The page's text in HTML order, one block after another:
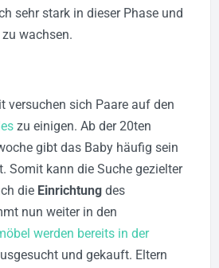
sehr stark in dieser Phase und
wachsen.
versuchen sich Paare auf den
zu einigen. Ab der 20ten
gibt das Baby häufig sein
Somit kann die Suche gezielter
die Einrichtung des
nun weiter in den
werden bereits in der
und gekauft. Eltern